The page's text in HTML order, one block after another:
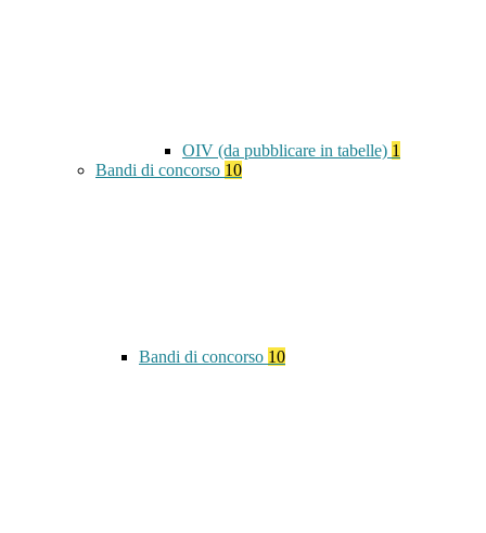
OIV (da pubblicare in tabelle) 1
Bandi di concorso 10
Bandi di concorso 10